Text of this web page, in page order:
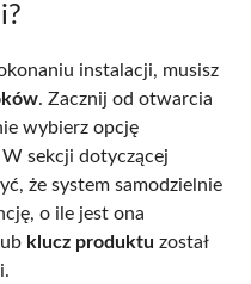
instalacji, musisz
. Zacznij od otwarcia
wybierz opcję
W sekcji dotyczącej
że system samodzielnie
o ile jest ona
lub klucz produktu został